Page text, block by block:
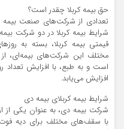
حق بیمه کربلا چقدر است؟
تعدادی از شرکت‌های صنعت بیمه
شرایط بیمه کربلا در دو شرکت
قیمتی بیمه کربلا، بسته به
است و به طبع، با افزایش
افزایش می‌یابد.
شرایط بیمه کربلای بیمه دی
شرکت بیمه دی، به عنوان یکی از
با سقف‌های مختلف برای دیه